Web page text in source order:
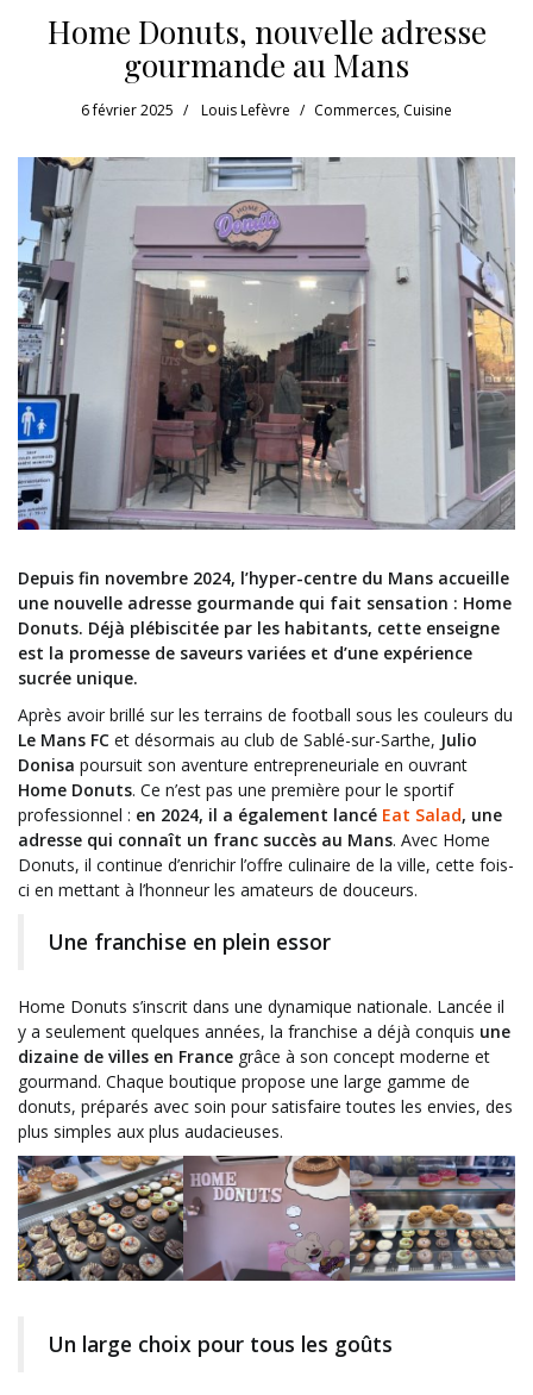
Home Donuts, nouvelle adresse
gourmande au Mans
6 février 2025 Louis Lefèvre Commerces, Cuisine
Depuis fin novembre 2024, l’hyper-centre du Mans accueille
une nouvelle adresse gourmande qui fait sensation : Home
Donuts. Déjà plébiscitée par les habitants, cette enseigne
est la promesse de saveurs variées et d’une expérience
sucrée unique.
Après avoir brillé sur les terrains de football sous les couleurs du
Le Mans FC et désormais au club de Sablé-sur-Sarthe, Julio
Donisa poursuit son aventure entrepreneuriale en ouvrant
Home Donuts. Ce n’est pas une première pour le sportif
professionnel : en 2024, il a également lancé Eat Salad, une
adresse qui connaît un franc succès au Mans. Avec Home
Donuts, il continue d’enrichir l’offre culinaire de la ville, cette fois-
ci en mettant à l’honneur les amateurs de douceurs.
Une franchise en plein essor
Home Donuts s’inscrit dans une dynamique nationale. Lancée il
y a seulement quelques années, la franchise a déjà conquis une
dizaine de villes en France grâce à son concept moderne et
gourmand. Chaque boutique propose une large gamme de
donuts, préparés avec soin pour satisfaire toutes les envies, des
plus simples aux plus audacieuses.
Un large choix pour tous les goûts